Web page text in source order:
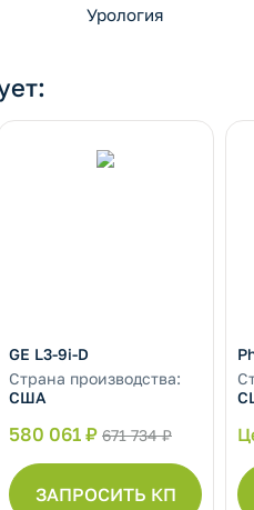
Урология
GE L3-9i-D
Страна производства:
США
580 061 ₽ 671 734 ₽
ЗАПРОСИТЬ КП